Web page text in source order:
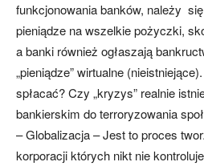
funkcjonowania banków, należy
pieniądze na wszelkie pożyczki,
a banki również ogłaszają
„pieniądze” wirtualne
spłacać? Czy „kryzys” realnie
bankierskim do terroryzowania
– Globalizacja – Jest to proces
korporacji których nikt nie